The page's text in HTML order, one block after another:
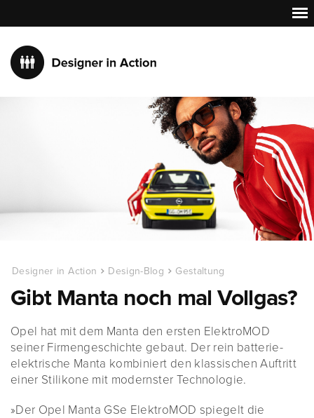
Designer in Action Design-Blog Gestaltung
Gibt Manta noch mal Vollgas?
Opel hat mit dem Manta den ersten ElektroMOD
seiner Firmengeschichte gebaut. Der rein batterie-
elektrische Manta kombiniert den klassischen Auftritt
einer Stilikone mit modernster Technologie.
»Der Opel Manta GSe ElektroMOD spiegelt die